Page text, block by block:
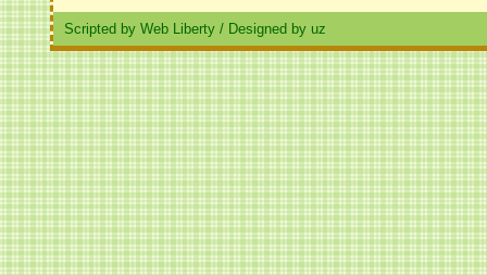
Scripted by Web Liberty / Designed by uz